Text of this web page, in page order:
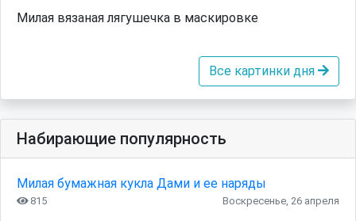
Милая вязаная лягушечка в маскировке
Все картинки дня
Набирающие популярность
Милая бумажная кукла Дами и ее наряды
815 Воскресенье, 26 апреля